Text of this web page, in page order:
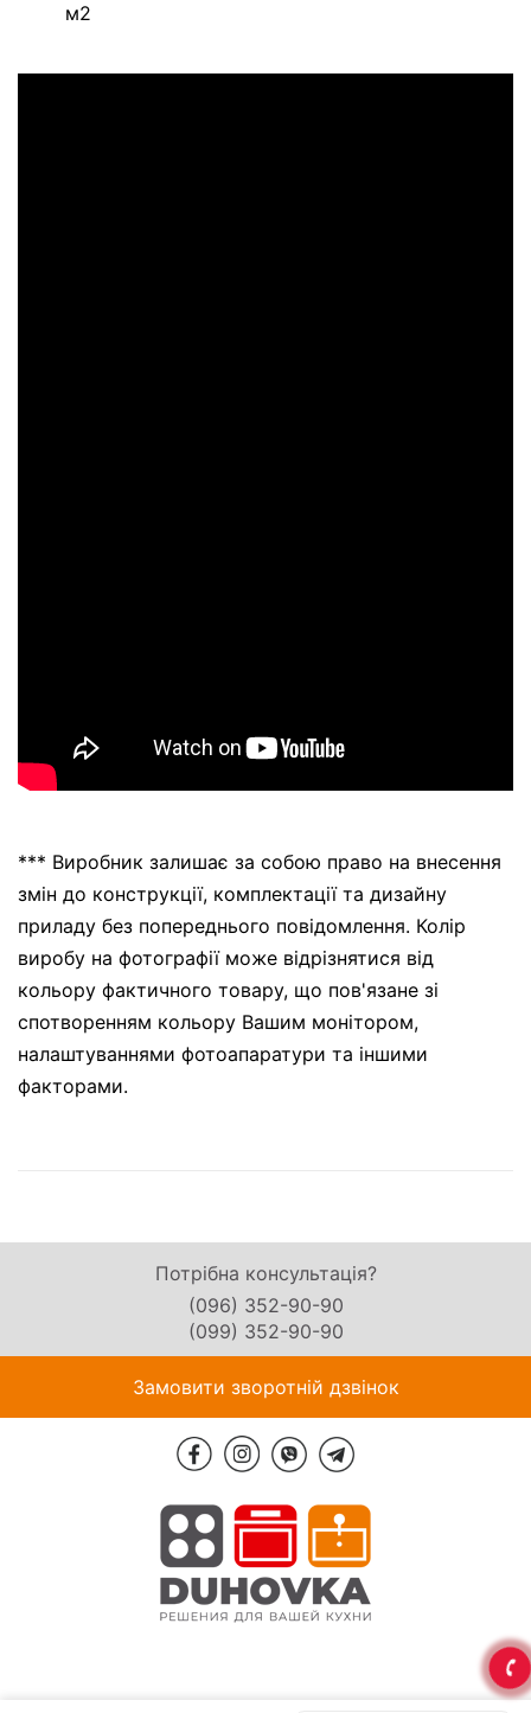
м2
*** Виробник залишає за собою право на внесення
змін до конструкції, комплектації та дизайну
приладу без попереднього повідомлення. Колір
виробу на фотографії може відрізнятися від
кольору фактичного товару, що пов'язане зі
спотворенням кольору Вашим монітором,
налаштуваннями фотоапаратури та іншими
факторами.
Потрібна консультація?
(096) 352-90-90
(099) 352-90-90
Замовити зворотній дзвінок